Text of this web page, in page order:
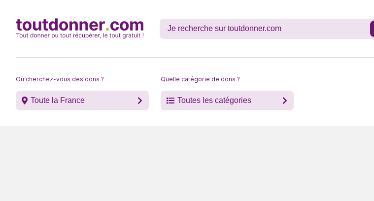
Où cherchez-vous des dons ?
Toute la France
Quelle catégorie de dons ?
Toutes les catégories